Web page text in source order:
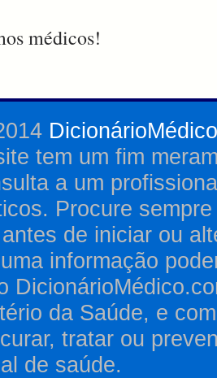
médicos!
tem um fim
a um
Procure
de iniciar ou
informação
da Saúde, e
tratar ou
de saúde.